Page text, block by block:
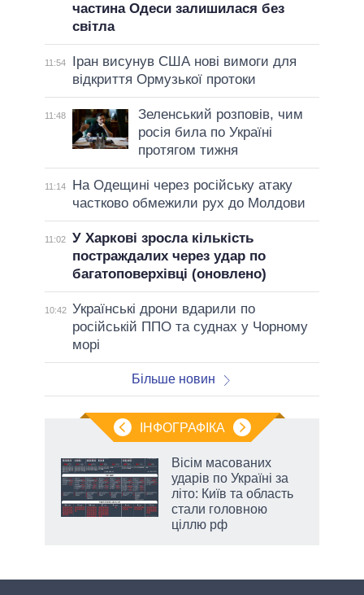
частина Одеси залишилася без
світла
11:54
Іран висунув США нові вимоги для
відкриття Ормузької протоки
11:48
Зеленський розповів, чим
росія била по Україні
протягом тижня
11:14
На Одещині через російську атаку
частково обмежили рух до Молдови
11:02
У Харкові зросла кількість
постраждалих через удар по
багатоповерхівці (оновлено)
10:42 Українські дрони вдарили по
російській ППО та суднах у Чорному
морі
Більше новин
ІНФОГРАФІКА
Вісім масованих
ударів по Україні за
літо: Київ та область
стали головною
ціллю рф